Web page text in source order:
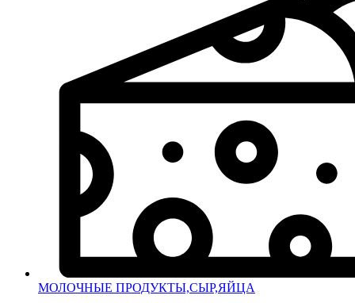
МОЛОЧНЫЕ ПРОДУКТЫ,СЫР,ЯЙЦА